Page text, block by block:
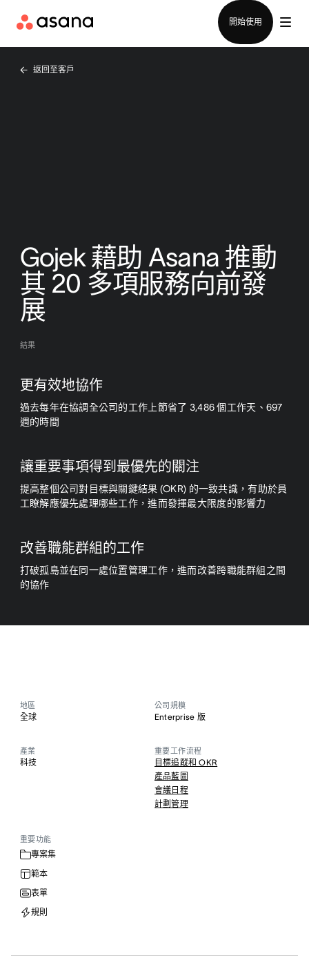
開始使用
返回至客戶
Gojek 藉助 Asana 推動
其 20 多項服務向前發
展
結果
更有效地協作
過去每年在協調全公司的工作上節省了 3,486 個工作天、697
週的時間
讓重要事項得到最優先的關注
提高整個公司對目標與關鍵結果 (OKR) 的一致共識，有助於員
工瞭解應優先處理哪些工作，進而發揮最大限度的影響力
改善職能群組的工作
打破孤島並在同一處位置管理工作，進而改善跨職能群組之間
的協作
地區
全球
公司規模
Enterprise 版
產業
科技
重要工作流程
目標追蹤和 OKR
產品藍圖
會議日程
計劃管理
重要功能
專案集
範本
表單
規則